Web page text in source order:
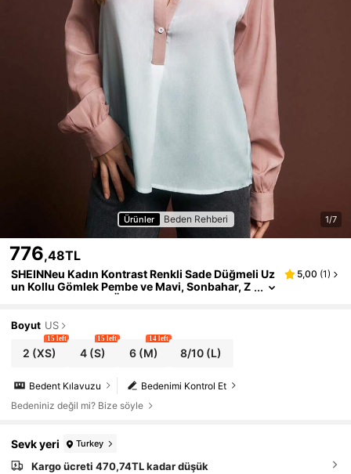
Ürünler Beden Rehberi 1/7
776,48TL
SHEINNeu Kadın Kontrast Renkli Sade Düğmeli Uz
un Kollu Gömlek Pembe ve Mavi, Sonbahar, Z
arif, Ofis Sonbahar Üstleri, Okula Dönüş Twee
5,00 (1)
Boyut US
2 (XS)
15 left
4(S)
15 left
6(M)
14 left
8/10 (L)
Bedenimi Kontrol Et
Bedent Kılavuzu
Bedeniniz değil mi? Bize söyle
Sevk yeri Turkey
Kargo ücreti 470,74TL kadar düşük